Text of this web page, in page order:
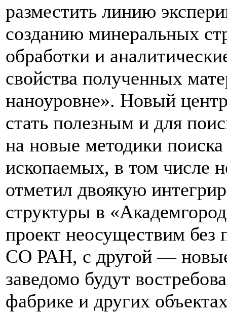
разместить линию
созданию минеральных
обработки и
свойства полученных
наноуровне». Новый
стать полезным и для
на новые методики
ископаемых, в том числе
отметил двоякую
структуры в
проект неосуществим без
СО РАН, с другой — новые
заведомо будут
фабрике и других